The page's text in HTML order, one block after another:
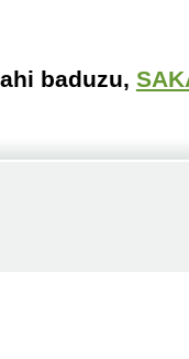
baduzu,